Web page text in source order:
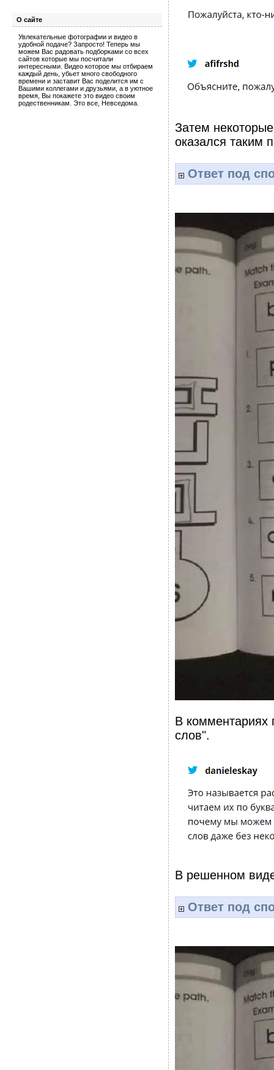
О сайте
Увлекательные фотографии и видео в
удобной подаче? Запросто! Теперь мы
можем Вас радовать подборками со всех
сайтов которые мы посчитали
интересными. Видео которое мы отбираем
каждый день, убьет много свободного
времени и заставит Вас поделится им с
Вашими коллегами и друзьями, а в уютное
время, Вы покажете это видео своим
родественникам. Это все, Невседома.
Затем
оказался таким
Ответ под
В комментариях
слов".
В решенном
Ответ под